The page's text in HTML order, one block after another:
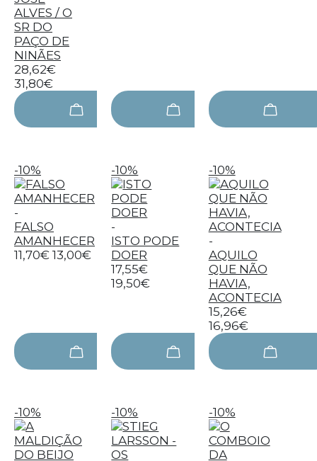
ALVES / O
SR DO
PAÇO DE
NINÃES
28,62€
31,80€
-10%
-
FALSO
AMANHECER
11,70€ 13,00€
-10%
-
ISTO PODE
DOER
17,55€
19,50€
-10%
-
AQUILO
QUE NÃO
HAVIA,
ACONTECIA
15,26€
16,96€
-10% -10% -10%